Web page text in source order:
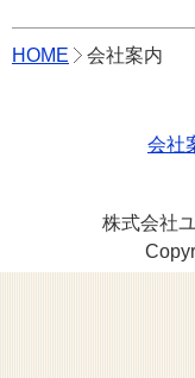
HOME 会社案内
会社
株式会社